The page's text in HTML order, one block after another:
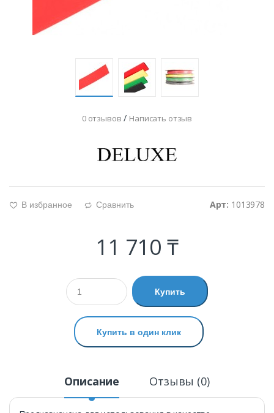
0 отзывов / Написать отзыв
Арт: 1013978
g В избранное d Сравнить
11 710 ₸
Купить
Купить в один клик
Описание Отзывы (0)